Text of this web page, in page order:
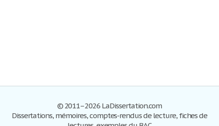
© 2011–2026 LaDissertation.com
Dissertations, mémoires, comptes-rendus de lecture, fiches de